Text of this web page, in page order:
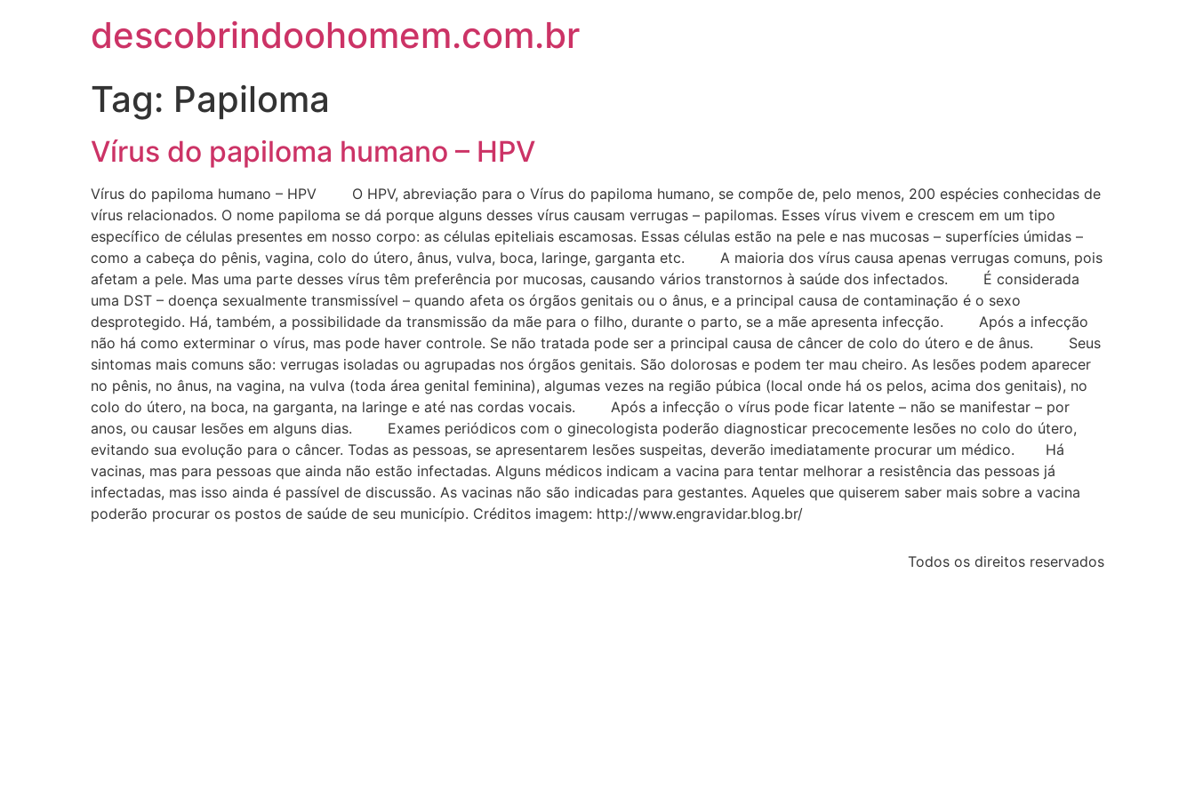
descobrindoohomem.com.br
Tag: Papiloma
Vírus do papiloma humano – HPV
Vírus do papiloma humano – HPV O HPV, abreviação para o Vírus do papiloma humano, se compõe de, pelo menos, 200 espécies conhecidas de
vírus relacionados. O nome papiloma se dá porque alguns desses vírus causam verrugas – papilomas. Esses vírus vivem e crescem em um tipo
específico de células presentes em nosso corpo: as células epiteliais escamosas. Essas células estão na pele e nas mucosas – superfícies úmidas –
como a cabeça do pênis, vagina, colo do útero, ânus, vulva, boca, laringe, garganta etc. A maioria dos vírus causa apenas verrugas comuns, pois
afetam a pele. Mas uma parte desses vírus têm preferência por mucosas, causando vários transtornos à saúde dos infectados. É considerada
uma DST – doença sexualmente transmissível – quando afeta os órgãos genitais ou o ânus, e a principal causa de contaminação é o sexo
desprotegido. Há, também, a possibilidade da transmissão da mãe para o filho, durante o parto, se a mãe apresenta infecção. Após a infecção
não há como exterminar o vírus, mas pode haver controle. Se não tratada pode ser a principal causa de câncer de colo do útero e de ânus. Seus
sintomas mais comuns são: verrugas isoladas ou agrupadas nos órgãos genitais. São dolorosas e podem ter mau cheiro. As lesões podem aparecer
no pênis, no ânus, na vagina, na vulva (toda área genital feminina), algumas vezes na região púbica (local onde há os pelos, acima dos genitais), no
colo do útero, na boca, na garganta, na laringe e até nas cordas vocais. Após a infecção o vírus pode ficar latente – não se manifestar – por
anos, ou causar lesões em alguns dias. Exames periódicos com o ginecologista poderão diagnosticar precocemente lesões no colo do útero,
evitando sua evolução para o câncer. Todas as pessoas, se apresentarem lesões suspeitas, deverão imediatamente procurar um médico. Há
vacinas, mas para pessoas que ainda não estão infectadas. Alguns médicos indicam a vacina para tentar melhorar a resistência das pessoas já
infectadas, mas isso ainda é passível de discussão. As vacinas não são indicadas para gestantes. Aqueles que quiserem saber mais sobre a vacina
poderão procurar os postos de saúde de seu município. Créditos imagem: http://www.engravidar.blog.br/
Todos os direitos reservados